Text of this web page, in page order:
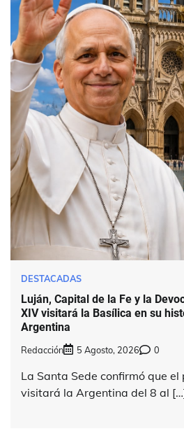
DESTACADAS
Luján, Capital de la Fe y la
XIV visitará la Basílica en su
Argentina
Redacción 5 Agosto, 2026 0
La Santa Sede confirmó que el
visitará la Argentina del 8 al